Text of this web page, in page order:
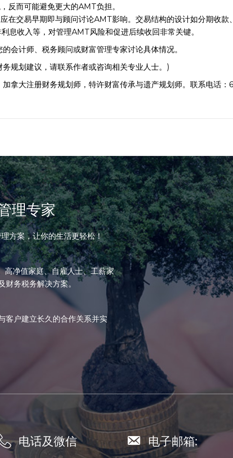
反而可能避免更大的AMT负担。
在交易早期即与顾问讨论AMT影响。交易结构的设计如分期收款
收入等，对管理AMT风险和促进后续收回非常关键。
会计师、税务顾问或财富管理专家讨论具体情况。
规划建议，请联系作者或咨询相关专业人士。)
拿大注册财务规划师，特许财富传承与遗产规划师。联系电话：
理专家
方案，让你的生活更轻松！
高净值家庭、自雇人士、工薪家
务税务解决方案。
客户建立长久的合作关系并实
电话及微信 电子邮箱: